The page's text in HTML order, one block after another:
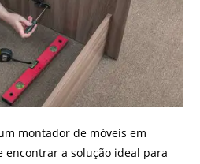
montador de móveis em
encontrar a solução ideal para